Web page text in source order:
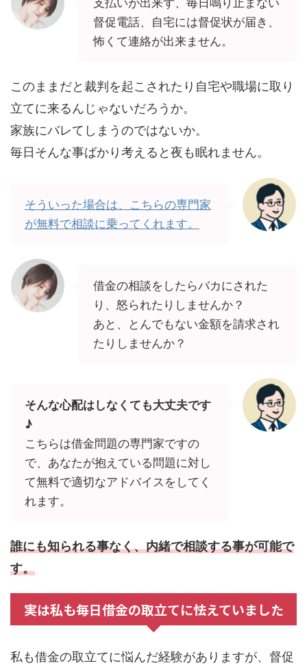
督促電話、自宅には督促状が届き、
怖くて連絡が出来ません。
このままだと裁判を起こされたり自宅や職場に取り
立てに来るんじゃないだろうか。
家族にバレてしまうのではないか。
毎日そんな事ばかり考えると夜も眠れません。
そういった場合は、こちらの専門家
が無料で相談に乗ってくれます。
借金の相談をしたらバカにされた
り、怒られたりしませんか？
あと、とんでもない金額を請求され
たりしませんか？
そんな心配はしなくても大丈夫です
♪
こちらは借金問題の専門家ですの
で、あなたが抱えている問題に対し
て無料で適切なアドバイスをしてく
れます。
誰にも知られる事なく、内緒で相談する事が可能で
す。
実は私も毎日借金の取立てに怯えていました
私も借金の取立てに悩んだ経験がありますが、督促